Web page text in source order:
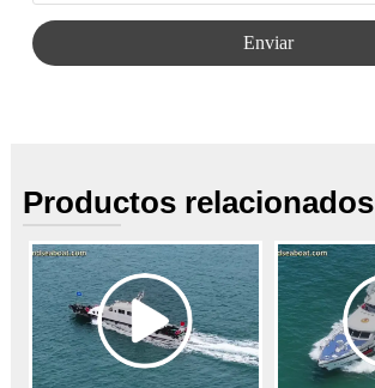
Enviar
Productos relacionados